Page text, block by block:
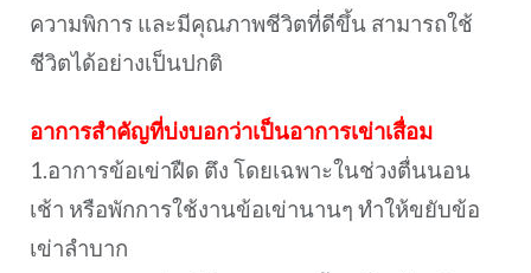
ความพิการ และมีคุณภาพชีวิตที่ดีขึ้น สามารถใช้
ชีวิตได้อย่างเป็นปกติ
อาการสำคัญที่บ่งบอกว่าเป็นอาการเข่าเสื่อม
1.อาการข้อเข่าฝืด ตึง โดยเฉพาะในช่วงตื่นนอน
เช้า หรือพักการใช้งานข้อเข่านานๆ ทำให้ขยับข้อ
เข่าลำบาก